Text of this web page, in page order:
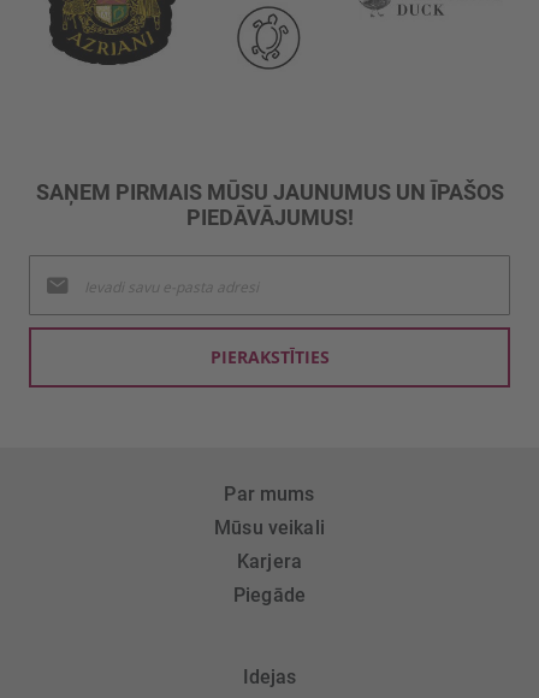
SAŅEM PIRMAIS MŪSU JAUNUMUS UN ĪPAŠOS
PIEDĀVĀJUMUS!
jaunumu
saņemšanai:
PIERAKSTĪTIES
Par mums
Mūsu veikali
Karjera
Piegāde
Idejas